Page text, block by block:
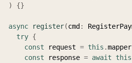
)
{}
async register(cmd :
try {
const request = this .mapper
const response = await this